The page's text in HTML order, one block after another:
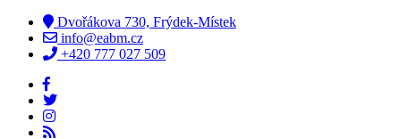
Dvořákova 730, Frýdek-Místek
info@eabm.cz
+420 777 027 509